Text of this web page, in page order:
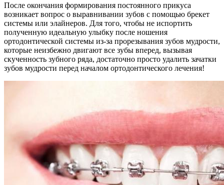
После окончания формирования постоянного прикуса
возникает вопрос о выравнивании зубов с помощью брекет
системы или элайнеров. Для того, чтобы не испортить
полученную идеальную улыбку после ношения
ортодонтической системы из-за прорезывания зубов мудрости,
которые неизбежно двигают все зубы вперед, вызывая
скученность зубного ряда, достаточно просто удалить зачатки
зубов мудрости перед началом ортодонтического лечения!